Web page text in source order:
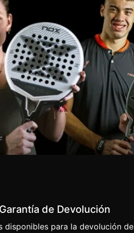
Garantía de Devolución
disponibles para la devolución de